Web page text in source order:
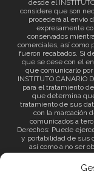
desde el
considere que son
procederá al envío
expresamente
conservados
comerciales, así como
fueron recabados. Si
que se cese con el
que comunicarlo
INSTITUTO CANARIO
para el tratamiento
que determina
tratamiento de sus
con la marcación
comunicados a
Derechos: Puede
y portabilidad de sus
así como a no ser
tratamiento
prestado.
a